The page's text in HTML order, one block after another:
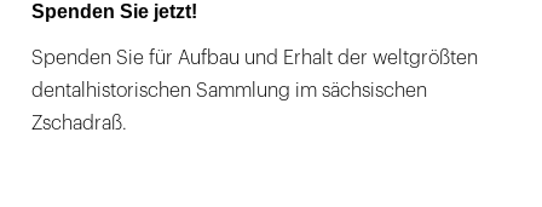
Spenden Sie jetzt!
Spenden Sie für Aufbau und Erhalt der weltgrößten
dentalhistorischen Sammlung im sächsischen
Zschadraß.